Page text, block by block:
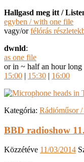
Hallgasd meg itt /
egyben / with one file
vagy/orfélórás
dwnld:
as one file
or in ~ half an hour long
15:00 | 15:30 | 16:00
Kategória: Rádióműsor
BBD radioshow
Közzétéve 11/03/2014